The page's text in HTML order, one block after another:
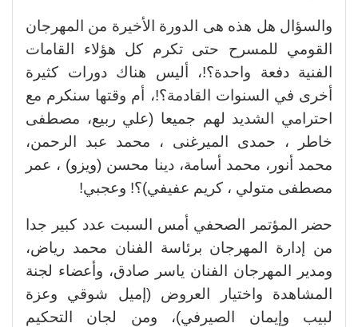
والسؤال هل هذه هى الدورة الأخيرة من المهرجان
القومي للمسرح حتى تكرم كل هؤلاء القامات
الفنية دفعة واحدة؟!، أليس هناك دورات كثيرة
أخرى في السنوات القادمة؟!، أم وقتها سنكرم مع
احترامي الشديد لهم جميعا (علي ربيع، مصطفى
خاطر ، حمدى الميرغنى ، محمد عبد الرحمن،
محمد أنور، محمد أسامة، دينا محسن (ويزو) ، عمر
مصطفى متولي ، كريم عفيفي)؟! وعجبي!
حضر المؤتمر الصحفي أمس السبت عدد كبير جدا
من إدارة المهرجان برئاسة الفنان محمد رياض،
ومدير المهرجان الفنان ياسر صادق، وأعضاء لجنة
المشاهدة واختيار العروض (إميل شوقي وعزة
لبيب وإيمان الصيرفي)، ومن لجان التحكيم